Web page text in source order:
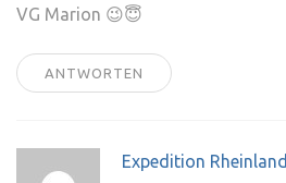
VG Marion 😉😇
ANTWORTEN
Expedition Rheinland